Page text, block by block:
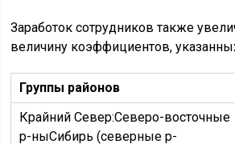
Заработок сотрудников также
величину коэффициентов,
Группы районов
Крайний Север:Северо-восточные
р-ныСибирь (северные р-